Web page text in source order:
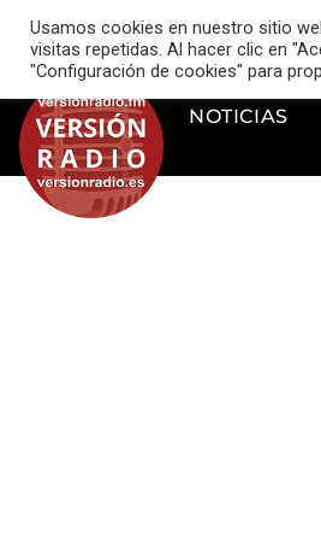
music_note VERSIÓN RADIO
NOTICIAS
Usamos cookies en nuestro sitio
visitas repetidas. Al hacer clic en
"Configuración de cookies" para